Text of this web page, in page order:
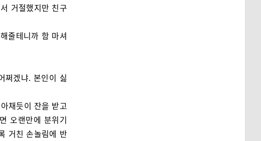
거절했지만 친구
줄테니까 함 마셔
쩌겠냐. 본인이 싫
채듯이 잔을 받고
오랜만에 분위기
거친 손놀림에 반